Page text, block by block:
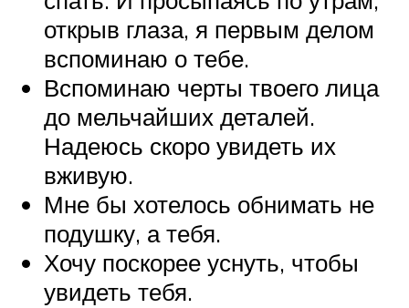
открыв глаза, я первым делом
вспоминаю о тебе.
Вспоминаю черты твоего лица
до мельчайших деталей.
Надеюсь скоро увидеть их
вживую.
Мне бы хотелось обнимать не
подушку, а тебя.
Хочу поскорее уснуть, чтобы
увидеть тебя.